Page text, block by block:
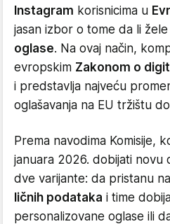
Instagram korisnicima u
jasan izbor o tome da li žele
oglase. Na ovaj način,
evropskim Zakonom o
i predstavlja najveću
oglašavanja na EU tržištu
Prema navodima Komisije,
januara 2026. dobijati novu
dve varijante: da pristanu
ličnih podataka i time
personalizovane oglase ili